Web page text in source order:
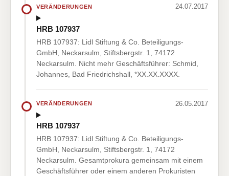
VERÄNDERUNGEN 24.07.2017
HRB 107937
HRB 107937: Lidl Stiftung & Co. Beteiligungs-
GmbH, Neckarsulm, Stiftsbergstr. 1, 74172
Neckarsulm. Nicht mehr Geschäftsführer: Schmid,
Johannes, Bad Friedrichshall, *XX.XX.XXXX.
VERÄNDERUNGEN 26.05.2017
HRB 107937
HRB 107937: Lidl Stiftung & Co. Beteiligungs-
GmbH, Neckarsulm, Stiftsbergstr. 1, 74172
Neckarsulm. Gesamtprokura gemeinsam mit einem
Geschäftsführer oder einem anderen Prokuristen